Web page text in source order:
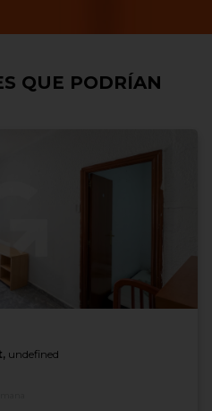
QUE PODRÍAN
undefined